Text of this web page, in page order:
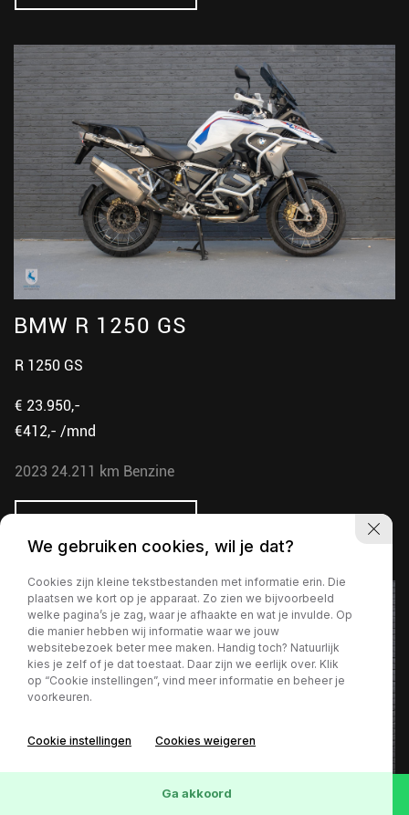
BMW R 1250 GS
R 1250 GS
€ 23.950,-
€412,- /mnd
2023 24.211 km Benzine
We gebruiken cookies, wil je dat?
Cookies zijn kleine tekstbestanden met informatie erin. Die
plaatsen we kort op je apparaat. Zo zien we bijvoorbeeld
welke pagina’s je zag, waar je afhaakte en wat je invulde. Op
die manier hebben wij informatie waar we jouw
websitebezoek beter mee maken. Handig toch? Natuurlijk
kies je zelf of je dat toestaat. Daar zijn we eerlijk over. Klik
op “Cookie instellingen”, vind meer informatie en beheer je
voorkeuren.
Cookie instellingen Cookies weigeren
Ga akkoord